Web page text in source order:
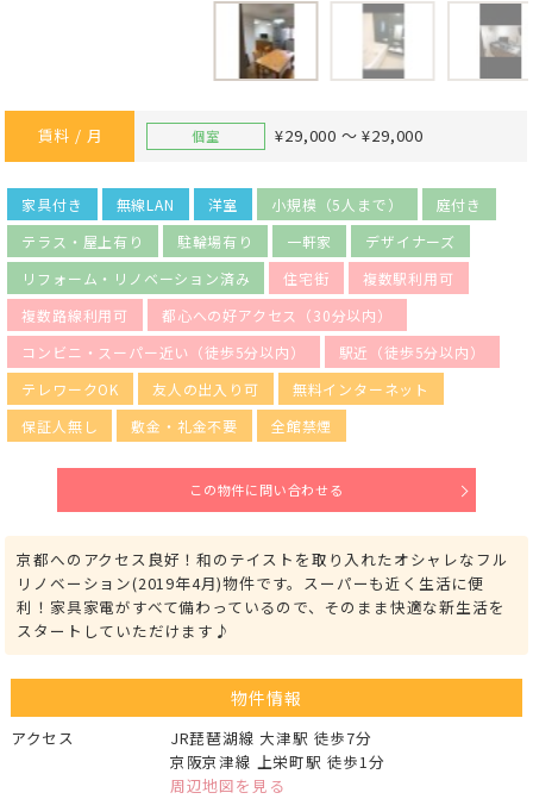
賃料 / 月 個室 ¥29,000 ～ ¥29,000
家具付き 無線LAN 洋室 小規模（5人まで）
庭付き
テラス・屋上有り
駐輪場有り 一軒家
デザイナーズ
リフォーム・リノベーション済み
住宅街
複数駅利用可
複数路線利用可
都心への好アクセス（30分以内）
コンビニ・スーパー近い（徒歩5分以内）
駅近（徒歩5分以内）
テレワークOK
友人の出入り可
無料インターネット
保証人無し
敷金・礼金不要 全館禁煙
この物件に問い合わせる
京都へのアクセス良好！和のテイストを取り入れたオシャレなフル
リノベーション(2019年4月)物件です。スーパーも近く生活に便
利！家具家電がすべて備わっているので、そのまま快適な新生活を
スタートしていただけます♪
物件情報
アクセス
JR琵琶湖線 大津駅 徒歩7分
京阪京津線 上栄町駅 徒歩1分
周辺地図を見る